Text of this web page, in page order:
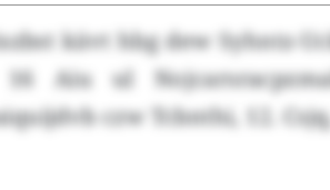
kävt hbg dew Syhntz-
Aiu ul
czw Tcbnthi, 12.